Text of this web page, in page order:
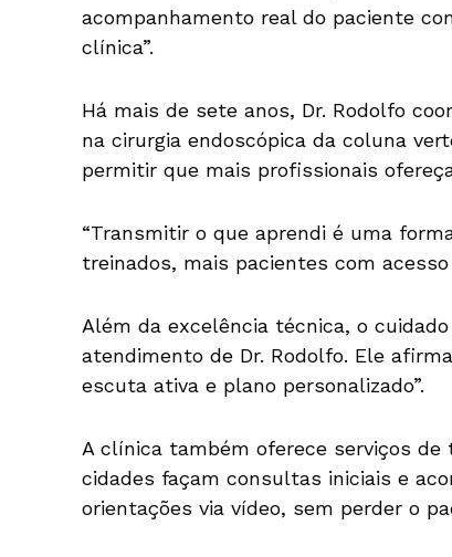
acompanhamento real do paciente
clínica”.
Há mais de sete anos, Dr. Rodolfo
na cirurgia endoscópica da coluna
permitir que mais profissionais
“Transmitir o que aprendi é uma
treinados, mais pacientes com
Além da excelência técnica, o
atendimento de Dr. Rodolfo. Ele
escuta ativa e plano personalizado”.
A clínica também oferece serviços
cidades façam consultas iniciais e
orientações via vídeo, sem perder o